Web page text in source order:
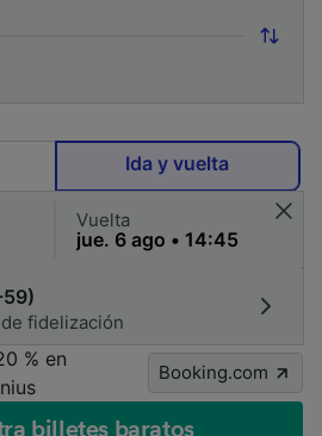
Ida y vuelta
Vuelta
fidelización
% en
Booking.com
billetes baratos